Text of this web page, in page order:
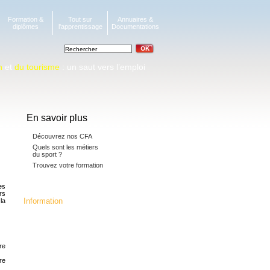
Formation &
diplômes
Tout sur
l'apprentissage
Annuaires &
Documentations
et du tourisme : un saut vers l’emploi
En savoir plus
Découvrez nos CFA
Quels sont les métiers
du sport ?
Trouvez votre formation
Information